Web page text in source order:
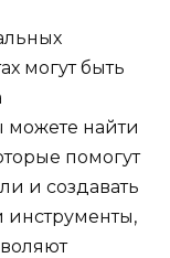
могут быть
можете найти
помогут
и создавать